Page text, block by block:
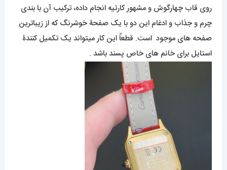
روی قاب چهارگوش و مشهور کارتیه انجام داده، ترکیب آن با بندی
چرم و جذاب و ادغام این دو با یک صفحۀ خوشرنگ که از زیباترین
صفحه های موجود است. قطعاً این کار میتواند یک تکمیل کنندۀ
استایل برای خانم های خاص پسند باشد .